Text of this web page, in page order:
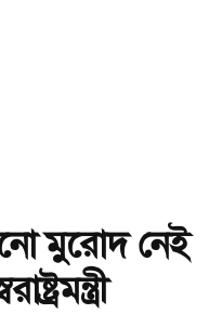
মুরোদ নেই